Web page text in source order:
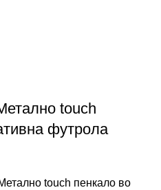
touch
футрола
touch пенкало во